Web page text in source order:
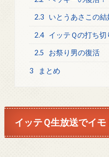
2.3 いとうあさこの結
2.4 イッテＱの打ち切
2.5 お祭り男の復活
3 まとめ
イッテＱ生放送でイ